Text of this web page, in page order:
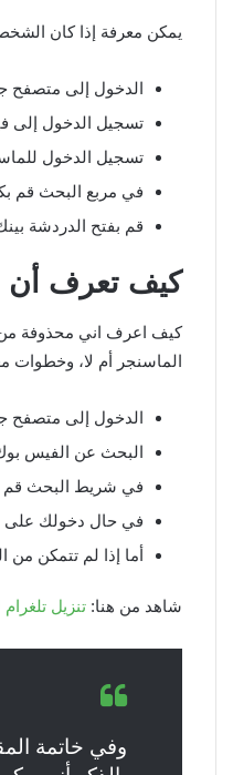
يمكن معرفة إذا كان
الدخول إلى متصفح
تسجيل الدخول إلى
تسجيل الدخول
في مربع البحث قم
قم بفتح الدردشة
كيف تعرف
كيف اعرف اني محذوفة من
الماسنجر أم لا، وخطوات
الدخول إلى متصفح
البحث عن الفيس بوك
في شريط البحث قم
في حال دخولك على
أما إذا لم تتمكن
شاهد من هنا: تنزيل
وفي خاتمة